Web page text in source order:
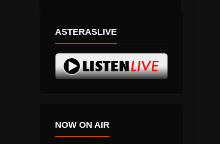
ASTERASLIVE
NOW ON AIR